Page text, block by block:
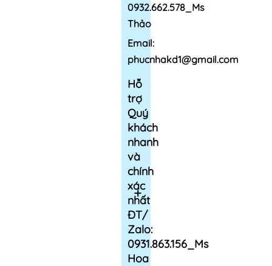
0932.662.578_Ms
Thảo
Email:
phucnhakd1@gmail.com
Hỗ
trợ
Quý
khách
nhanh
và
chính
xác
nhất
ĐT/
Zalo:
0931.863.156_Ms
Hoa